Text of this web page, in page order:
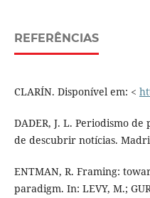
REFERÊNCIAS
CLARÍN. Disponível em: <
DADER, J. L. Periodismo
de descubrir notícias.
ENTMAN, R. Framing:
paradigm. In: LEVY, M.;